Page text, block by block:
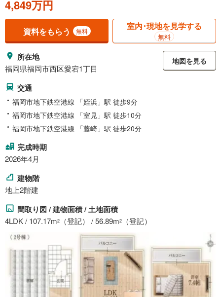
4,849万円
資料をもらう 無料 室内･現地を見学する
無料
所在地
福岡県福岡市西区愛宕1丁目
地図を見る
交通
福岡市地下鉄空港線 「姪浜」駅 徒歩9分
福岡市地下鉄空港線 「室見」駅 徒歩10分
福岡市地下鉄空港線 「藤崎」駅 徒歩20分
完成時期
2026年4月
建物階
地上2階建
間取り図 / 建物面積 / 土地面積
4LDK / 107.17m2 （登記） / 56.89m2 （登記）